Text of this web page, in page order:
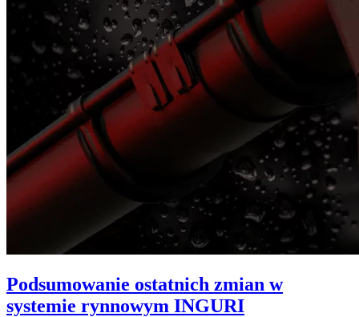
Podsumowanie ostatnich zmian w
systemie rynnowym INGURI